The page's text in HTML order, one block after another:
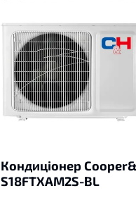
Кондиціонер
S18FTXAM2S-BL